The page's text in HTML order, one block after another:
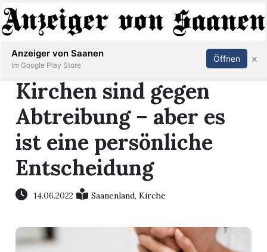
Events
Abonnieren Anmelden
Kirchen sind gegen
Abtreibung – aber es
ist eine persönliche
Entscheidung
14.06.2022 Saanenland,Kirche
Anzeiger von Saanen
Im Google Play Store
Öffnen ×